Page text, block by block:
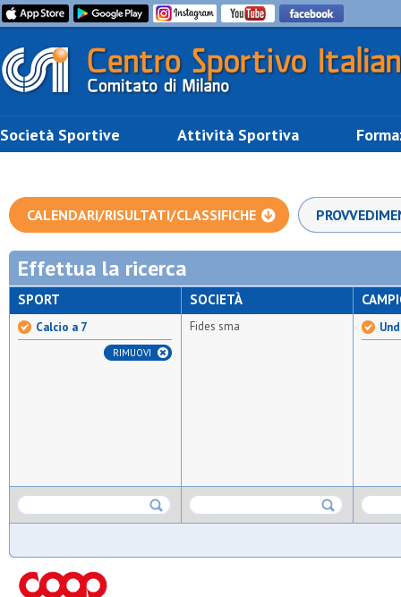
Società Sportive Attività Sportiva
CALENDARI/RISULTATI/CLASSIFICHE
Effettua la ricerca
SPORT
Calcio a 7
RIMUOVI
SOCIETÀ
Fides sma